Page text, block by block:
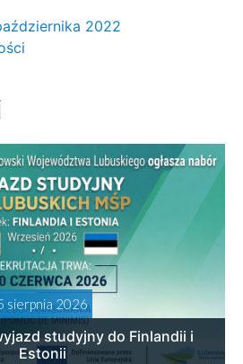
2022
sierpnia 2026
studyjny do Finlandii i
Estonii